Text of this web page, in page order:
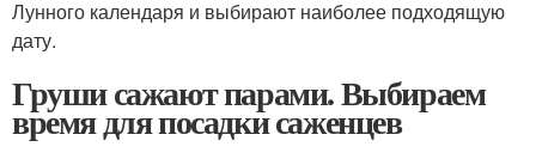
Лунного календаря и выбирают наиболее подходящую
дату.
Груши сажают парами. Выбираем
время для посадки саженцев